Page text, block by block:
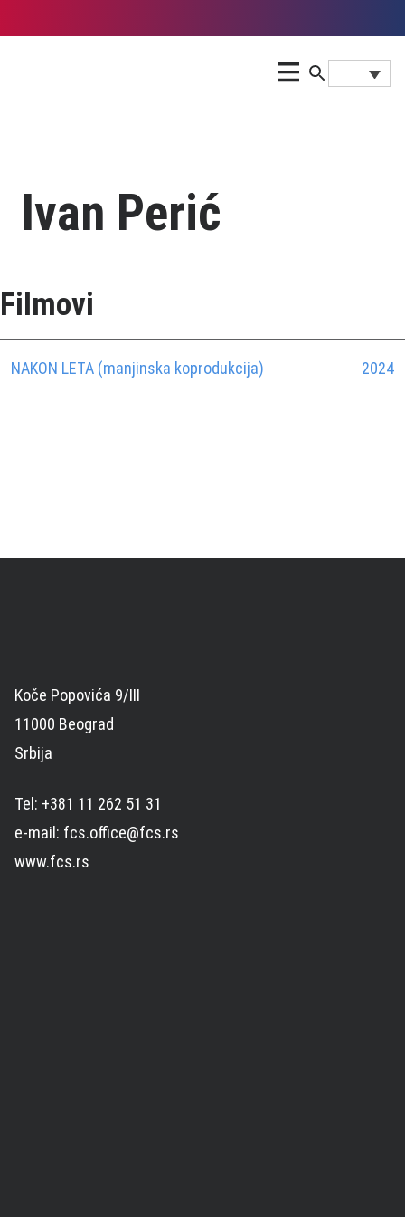
Ivan Perić
Filmovi
NAKON LETA (manjinska koprodukcija) 2024
Koče Popovića 9/III
11000 Beograd
Srbija
Tel: +381 11 262 51 31
e-mail: fcs.office@fcs.rs
www.fcs.rs